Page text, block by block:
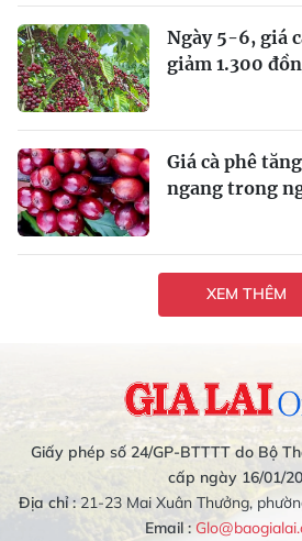
Ngày 5-6, giá
giảm 1.300
Giá cà phê
ngang trong
XEM THÊM
Giấy phép số 24/GP-BTTTT do Bộ
cấp ngày 16/01/
Địa chỉ :21-23 Mai Xuân Thưởng,
Email :